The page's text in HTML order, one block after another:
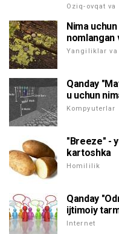
Oziq-ovqat
Nima
nomlangan
Yangiliklar
Qanday
u uchun
Kompyuterlar
"Breeze" -
kartoshka
Homililik
Qanday
ijtimoiy
Internet